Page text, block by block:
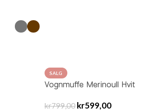
SALG
Vognmuffe Merinoull Hvit
kr799,00 kr599,00